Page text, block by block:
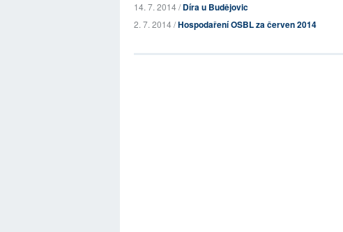
14. 7. 2014 /Díra u Budějovic
2. 7. 2014 /Hospodaření OSBL za červen 2014